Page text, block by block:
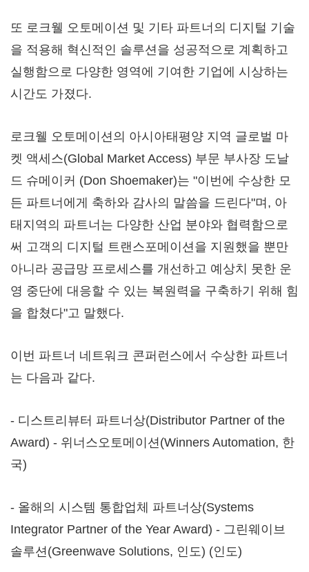
또 로크웰 오토메이션 및 기타 파트너의 디지털 기술
을 적용해 혁신적인 솔루션을 성공적으로 계획하고
실행함으로 다양한 영역에 기여한 기업에 시상하는
시간도 가졌다.
로크웰 오토메이션의 아시아태평양 지역 글로벌 마
켓 액세스(Global Market Access) 부문 부사장 도날
드 슈메이커 (Don Shoemaker)는 "이번에 수상한 모
든 파트너에게 축하와 감사의 말씀을 드린다"며, 아
태지역의 파트너는 다양한 산업 분야와 협력함으로
써 고객의 디지털 트랜스포메이션을 지원했을 뿐만
아니라 공급망 프로세스를 개선하고 예상치 못한 운
영 중단에 대응할 수 있는 복원력을 구축하기 위해 힘
을 합쳤다"고 말했다.
이번 파트너 네트워크 콘퍼런스에서 수상한 파트너
는 다음과 같다.
- 디스트리뷰터 파트너상(Distributor Partner of the
Award) - 위너스오토메이션(Winners Automation, 한
국)
- 올해의 시스템 통합업체 파트너상(Systems
Integrator Partner of the Year Award) - 그린웨이브
솔루션(Greenwave Solutions, 인도) (인도)